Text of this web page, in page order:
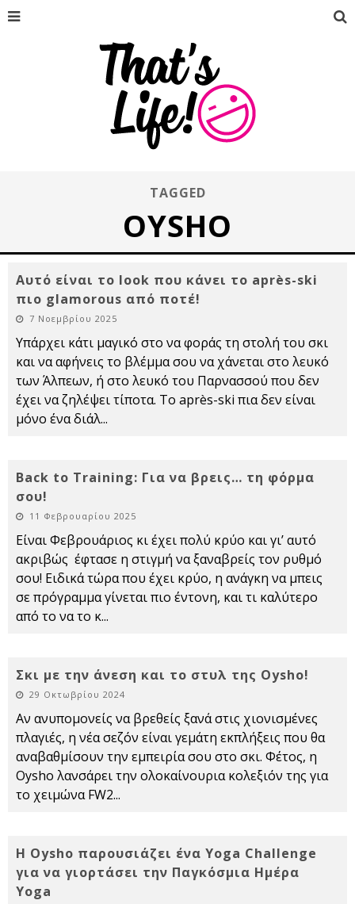
TAGGED
OYSHO
Αυτό είναι το look που κάνει το après-ski
πιο glamorous από ποτέ!
7 Νοεμβρίου 2025
Υπάρχει κάτι μαγικό στο να φοράς τη στολή του σκι
και να αφήνεις το βλέμμα σου να χάνεται στο λευκό
των Άλπεων, ή στο λευκό του Παρνασσού που δεν
έχει να ζηλέψει τίποτα. Το après-ski πια δεν είναι
μόνο ένα διάλ...
Back to Training: Για να βρεις… τη φόρμα
σου!
11 Φεβρουαρίου 2025
Είναι Φεβρουάριος κι έχει πολύ κρύο και γι’ αυτό
ακριβώς έφτασε η στιγμή να ξαναβρείς τον ρυθμό
σου! Ειδικά τώρα που έχει κρύο, η ανάγκη να μπεις
σε πρόγραμμα γίνεται πιο έντονη, και τι καλύτερο
από το να το κ...
Σκι με την άνεση και το στυλ της Oysho!
29 Οκτωβρίου 2024
Αν ανυπομονείς να βρεθείς ξανά στις χιονισμένες
πλαγιές, η νέα σεζόν είναι γεμάτη εκπλήξεις που θα
αναβαθμίσουν την εμπειρία σου στο σκι. Φέτος, η
Oysho λανσάρει την ολοκαίνουρια κολεξιόν της για
το χειμώνα FW2...
Η Oysho παρουσιάζει ένα Yoga Challenge
για να γιορτάσει την Παγκόσμια Ημέρα
Yoga